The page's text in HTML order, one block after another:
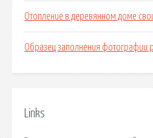
Отопление в деревянном доме
Образец заполнения фотографии
Links